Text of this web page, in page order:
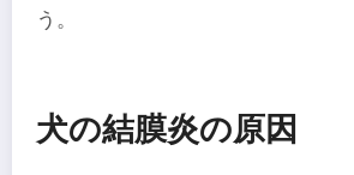
う。
犬の結膜炎の原因